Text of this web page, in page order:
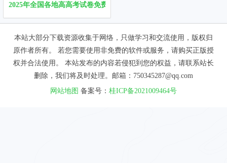
2025年全国各地高高考试卷免费下载，高一一高二高三月考模拟历年
本站大部分下载资源收集于网络，只做学习和交流使用，版权归
原作者所有。 若您需要使用非免费的软件或服务，请购买正版授
权并合法使用。 本站发布的内容若侵犯到您的权益，请联系站长
删除，我们将及时处理。邮箱：750345287@qq.com
网站地图 备案号： 桂ICP备2021009464号